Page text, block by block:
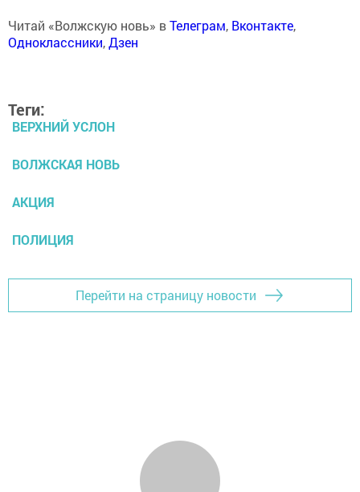
Читай «Волжскую новь» вТелеграм, Вконтакте,
Одноклассники,Дзен
Теги:
ВЕРХНИЙ УСЛОН
ВОЛЖСКАЯ НОВЬ
АКЦИЯ
ПОЛИЦИЯ
Перейти на страницу новости